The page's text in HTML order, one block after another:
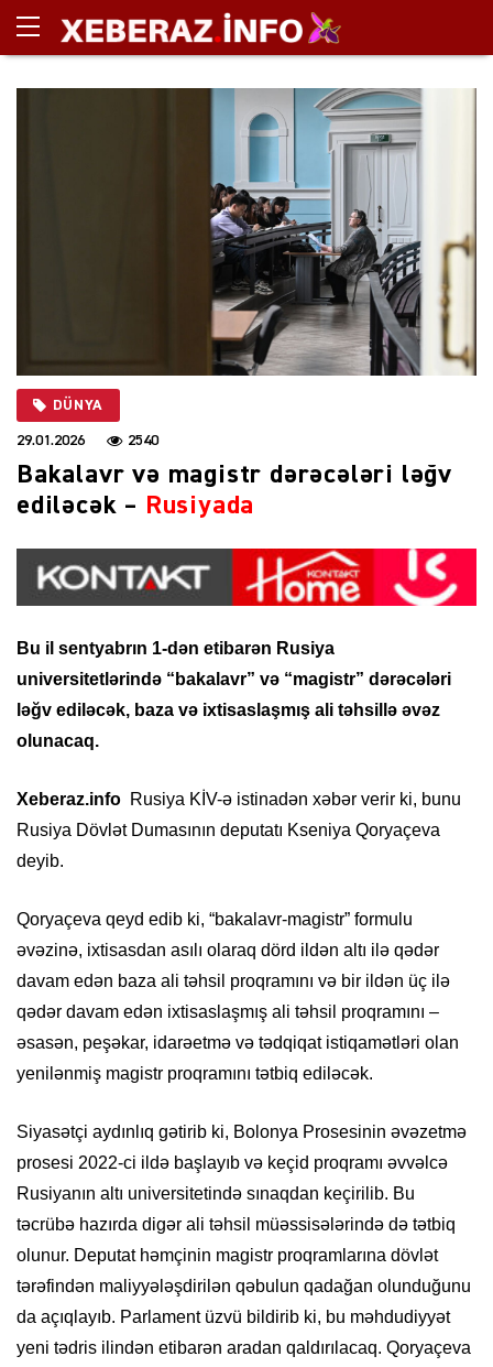
DÜNYA
29.01.2026 2540
Bakalavr və magistr dərəcələri ləğv
ediləcək – Rusiyada
Bu il sentyabrın 1-dən etibarən Rusiya
universitetlərində “bakalavr” və “magistr” dərəcələri
ləğv ediləcək, baza və ixtisaslaşmış ali təhsillə əvəz
olunacaq.
Xeberaz.info Rusiya KİV-ə istinadən xəbər verir ki, bunu
Rusiya Dövlət Dumasının deputatı Kseniya Qoryaçeva
deyib.
Qoryaçeva qeyd edib ki, “bakalavr-magistr” formulu
əvəzinə, ixtisasdan asılı olaraq dörd ildən altı ilə qədər
davam edən baza ali təhsil proqramını və bir ildən üç ilə
qədər davam edən ixtisaslaşmış ali təhsil proqramını –
əsasən, peşəkar, idarəetmə və tədqiqat istiqamətləri olan
yenilənmiş magistr proqramını tətbiq ediləcək.
Siyasətçi aydınlıq gətirib ki, Bolonya Prosesinin əvəzetmə
prosesi 2022-ci ildə başlayıb və keçid proqramı əvvəlcə
Rusiyanın altı universitetində sınaqdan keçirilib. Bu
təcrübə hazırda digər ali təhsil müəssisələrində də tətbiq
olunur. Deputat həmçinin magistr proqramlarına dövlət
tərəfindən maliyyələşdirilən qəbulun qadağan olunduğunu
da açıqlayıb. Parlament üzvü bildirib ki, bu məhdudiyyət
yeni tədris ilindən etibarən aradan qaldırılacaq. Qoryaçeva